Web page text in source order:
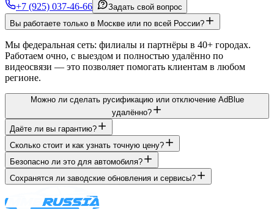
+7 (925) 037-46-66
Задать свой вопрос
Вы работаете только в Москве или по всей России?
Мы федеральная сеть: филиалы и партнёры в 40+ городах.
Работаем очно, с выездом и полностью удалённо по
видеосвязи — это позволяет помогать клиентам в любом
регионе.
Можно ли сделать русификацию или отключение AdBlue
удалённо?
Даёте ли вы гарантию?
Сколько стоит и как узнать точную цену?
Безопасно ли это для автомобиля?
Сохранятся ли заводские обновления и сервисы?